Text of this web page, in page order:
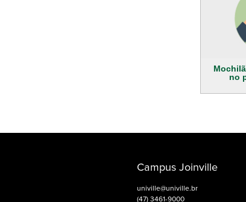
no
Campus Joinville
univille@univille.br
(47) 3461-9000